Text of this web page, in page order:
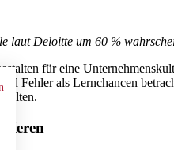
laut Deloitte um 60 %
für eine
Fehler als Lernchancen